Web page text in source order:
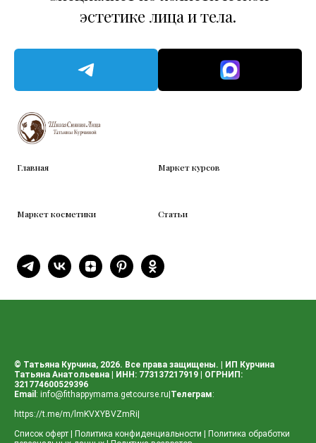
эстетике лица и тела.
Главная Маркет курсов
Маркет косметики Статьи
© Татьяна Курчина, 2026. Все права защищены. | ИП Курчина
Татьяна Анатольевна | ИНН: 773137217919 | ОГРНИП:
321774600529396
Email : info@fithappymama.getcourse.ru Телеграм:
https://t.me/m/lmKVXYBVZmRi
Список оферт
Политика конфиденциальности
Политика обработки